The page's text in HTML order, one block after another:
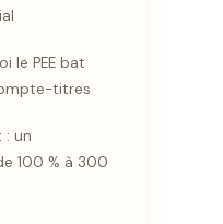
le PEE bat
titres
: un
100 % à 300